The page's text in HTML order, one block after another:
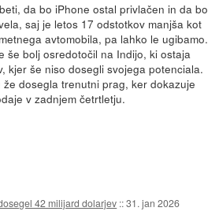
da bo iPhone ostal privlačen in da bo
saj je letos 17 odstotkov manjša kot
avtomobila, pa lahko le ugibamo.
še bolj osredotočil na Indijo, ki ostaja
kjer še niso dosegli svojega potenciala.
dosegla trenutni prag, ker dokazuje
v zadnjem četrtletju.
42 milijard dolarjev ::31. jan 2026